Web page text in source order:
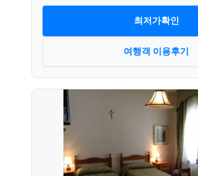
최저가확인
여행객 이용후기